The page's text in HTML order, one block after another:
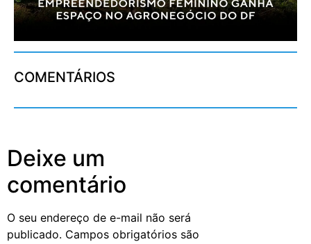
COMENTÁRIOS
Deixe um
comentário
O seu endereço de e-mail não será
publicado. Campos obrigatórios são